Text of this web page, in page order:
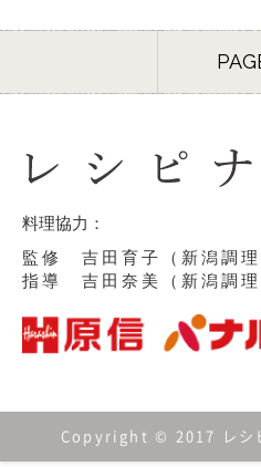
料理協力：
監修 吉田育子（新潟調理
指導 吉田奈美（新潟調理
Copyright © 2017 レシ